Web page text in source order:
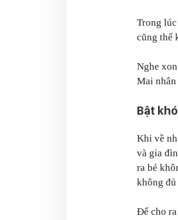
Trong
cũng thế
Nghe
Mai
Bật
Khi về
và gia
ra bé
không
Để cho ra